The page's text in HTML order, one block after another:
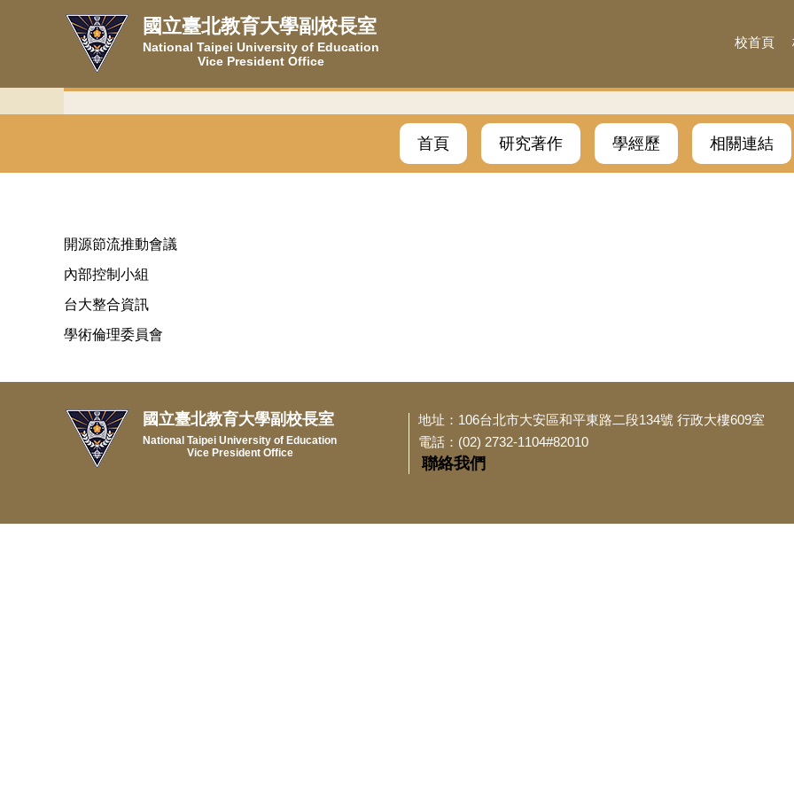
國立臺北教育大學副校長室
National Taipei University of Education
Vice President Office
校首頁
首頁 研究著作 學經歷 相關連結
開源節流推動會議
內部控制小組
台大整合資訊
學術倫理委員會
國立臺北教育大學副校長室
National Taipei University of Education
Vice President Office
地址：106台北市大安區和平東路二段134號 行政大樓609室
電話：(02) 2732-1104#82010
聯絡我們